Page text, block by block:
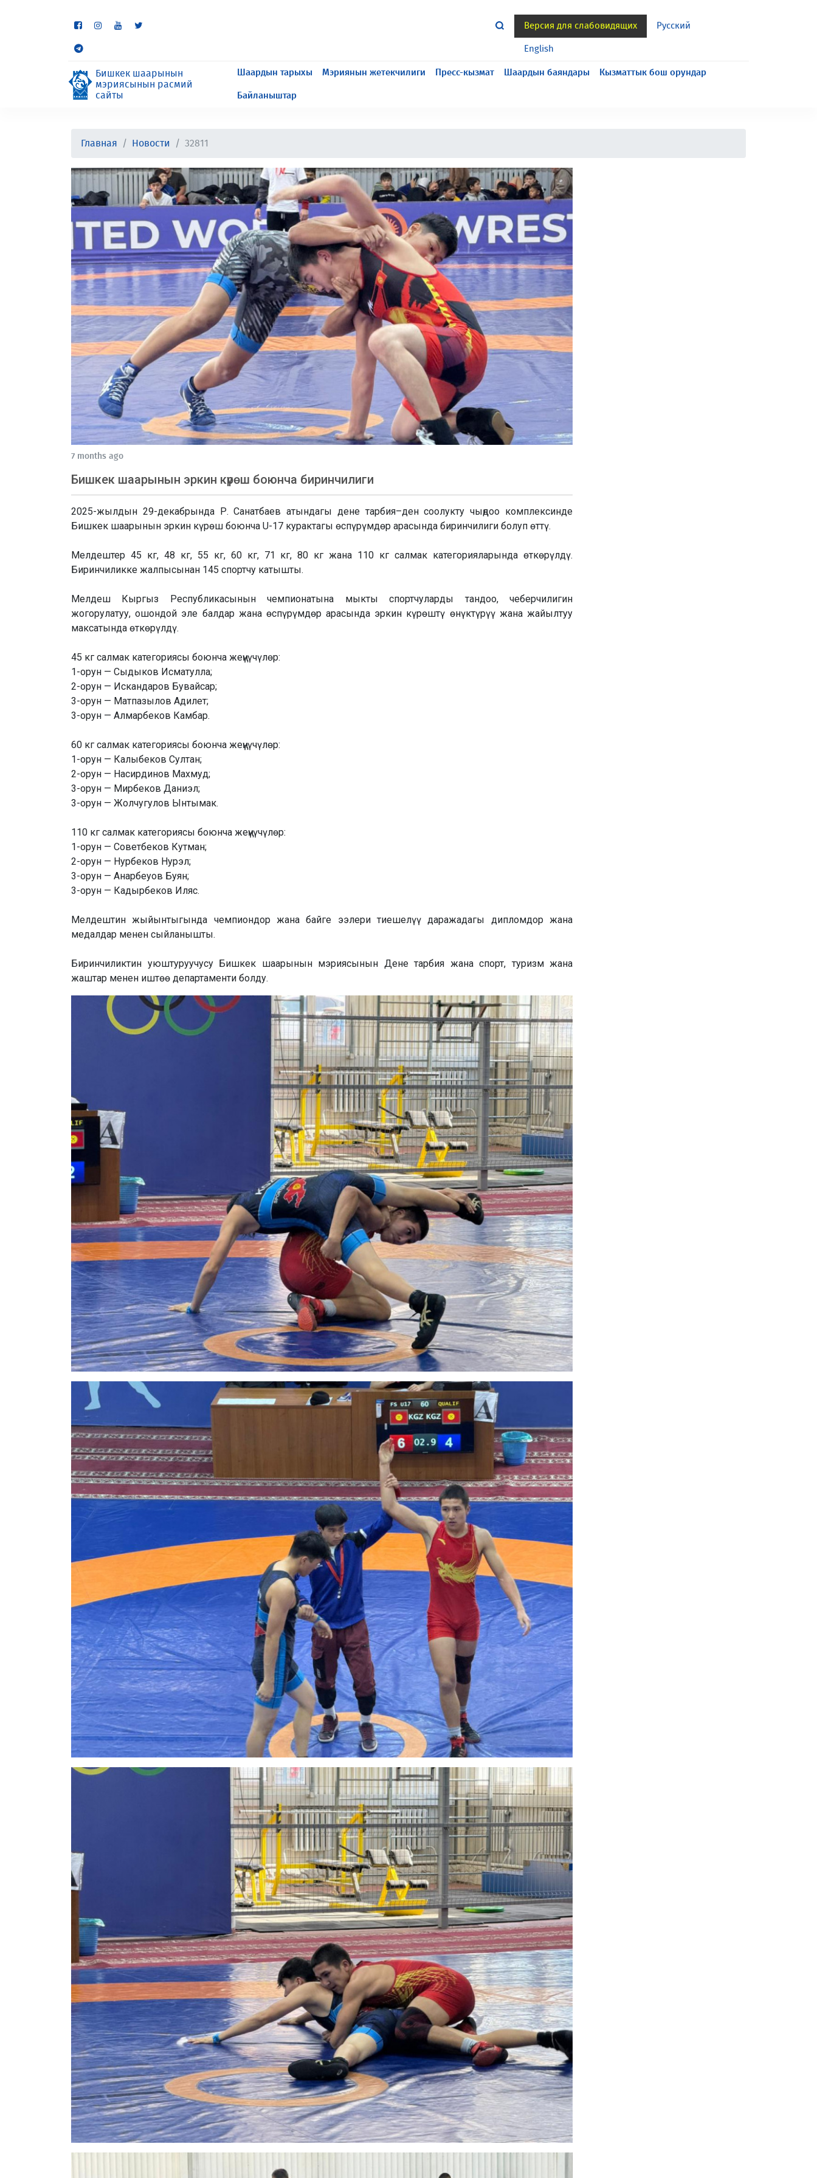
Версия для слабовидящих Русский
English
Бишкек шаарынын
мэриясынын расмий
сайты
Шаардын тарыхы Мэриянын жетекчилиги Пресс-кызмат Шаардын баяндары Кызматтык бош орундар
Байланыштар
Главная Новости 32811
7 months ago
Бишкек шаарынын эркин күрөш боюнча биринчилиги
2025-жылдын 29-декабрында Р. Санатбаев атындагы дене тарбия–ден соолукту чыңдоо комплексинде
Бишкек шаарынын эркин күрөш боюнча U-17 курактагы өспүрүмдөр арасында биринчилиги болуп өттү.
Мелдештер 45 кг, 48 кг, 55 кг, 60 кг, 71 кг, 80 кг жана 110 кг салмак категорияларында өткөрүлдү.
Биринчиликке жалпысынан 145 спортчу катышты.
Мелдеш Кыргыз Республикасынын чемпионатына мыкты спортчуларды тандоо, чеберчилигин
жогорулатуу, ошондой эле балдар жана өспүрүмдөр арасында эркин күрөштү өнүктүрүү жана жайылтуу
максатында өткөрүлдү.
45 кг салмак категориясы боюнча жеңүүчүлөр:
1-орун — Сыдыков Исматулла;
2-орун — Искандаров Бувайсар;
3-орун — Матпазылов Адилет;
3-орун — Алмарбеков Камбар.
60 кг салмак категориясы боюнча жеңүүчүлөр:
1-орун — Калыбеков Султан;
2-орун — Насирдинов Махмуд;
3-орун — Мирбеков Даниэл;
3-орун — Жолчугулов Ынтымак.
110 кг салмак категориясы боюнча жеңүүчүлөр:
1-орун — Советбеков Кутман;
2-орун — Нурбеков Нурэл;
3-орун — Анарбеуов Буян;
3-орун — Кадырбеков Иляс.
Мелдештин жыйынтыгында чемпиондор жана байге ээлери тиешелүү даражадагы дипломдор жана
медалдар менен сыйланышты.
Биринчиликтин уюштуруучусу Бишкек шаарынын мэриясынын Дене тарбия жана спорт, туризм жана
жаштар менен иштөө департаменти болду.